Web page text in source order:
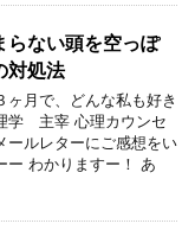
らない頭を空っぽ
対処法
ヶ月で、どんな私も好き
学 主宰 心理カウンセ
ールレターにご感想をい
ー わかりますー！ あ